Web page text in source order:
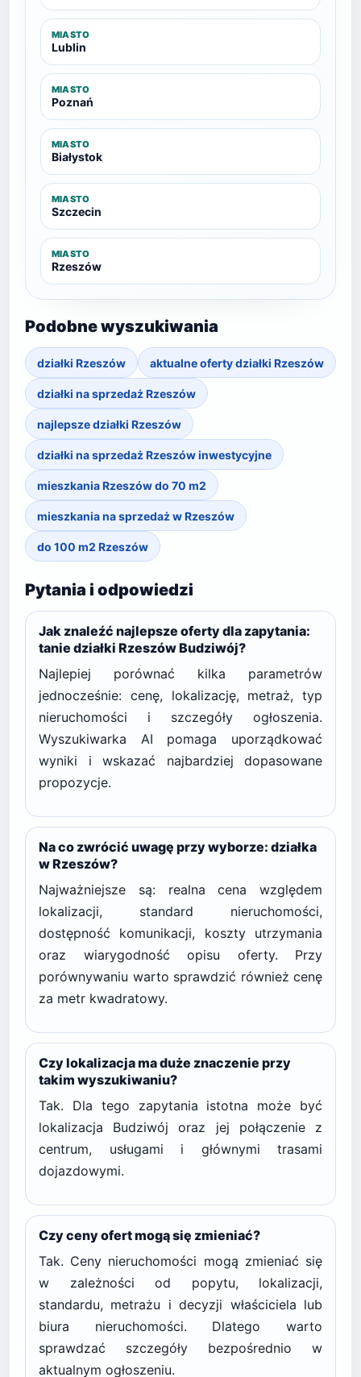
MIASTO
Lublin
MIASTO
Poznań
MIASTO
Białystok
MIASTO
Szczecin
MIASTO
Rzeszów
Podobne wyszukiwania
działki Rzeszów aktualne oferty działki Rzeszów
działki na sprzedaż Rzeszów
najlepsze działki Rzeszów
działki na sprzedaż Rzeszów inwestycyjne
mieszkania Rzeszów do 70 m2
mieszkania na sprzedaż w Rzeszów
do 100 m2 Rzeszów
Pytania i odpowiedzi
Jak znaleźć najlepsze oferty dla zapytania:
tanie działki Rzeszów Budziwój?
Najlepiej porównać kilka parametrów
jednocześnie: cenę, lokalizację, metraż, typ
nieruchomości i szczegóły ogłoszenia.
Wyszukiwarka AI pomaga uporządkować
wyniki i wskazać najbardziej dopasowane
propozycje.
Na co zwrócić uwagę przy wyborze: działka
w Rzeszów?
Najważniejsze są: realna cena względem
lokalizacji, standard nieruchomości,
dostępność komunikacji, koszty utrzymania
oraz wiarygodność opisu oferty. Przy
porównywaniu warto sprawdzić również cenę
za metr kwadratowy.
Czy lokalizacja ma duże znaczenie przy
takim wyszukiwaniu?
Tak. Dla tego zapytania istotna może być
lokalizacja Budziwój oraz jej połączenie z
centrum, usługami i głównymi trasami
dojazdowymi.
Czy ceny ofert mogą się zmieniać?
Tak. Ceny nieruchomości mogą zmieniać się
w zależności od popytu, lokalizacji,
standardu, metrażu i decyzji właściciela lub
biura nieruchomości. Dlatego warto
sprawdzać szczegóły bezpośrednio w
aktualnym ogłoszeniu.